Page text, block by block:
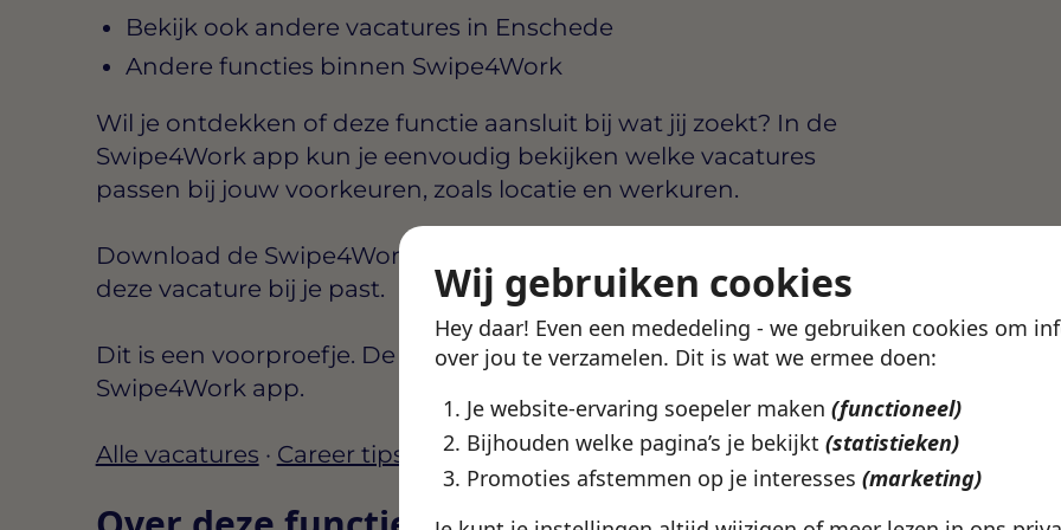
Wij gebruiken cookies
Hey daar! Even een mededeling - we gebruiken cookies om
over jou te verzamelen. Dit is wat we ermee doen:
Je website-ervaring soepeler maken (functioneel)
Bijhouden welke pagina’s je bekijkt (statistieken)
Promoties afstemmen op je interesses (marketing)
Bekijk ook andere vacatures in Enschede
Andere functies binnen Swipe4Work
Wil je ontdekken of deze functie aansluit bij wat jij zoekt? In de
Swipe4Work app kun je eenvoudig bekijken welke vacatures
passen bij jouw voorkeuren, zoals locatie en werkuren.
Download de Swipe4Work app, maak een profiel aan en kijk of
deze vacature bij je past.
Dit is een voorproefje. De volledige details ontdek je in de
Swipe4Work app.
Alle vacatures · Career tips